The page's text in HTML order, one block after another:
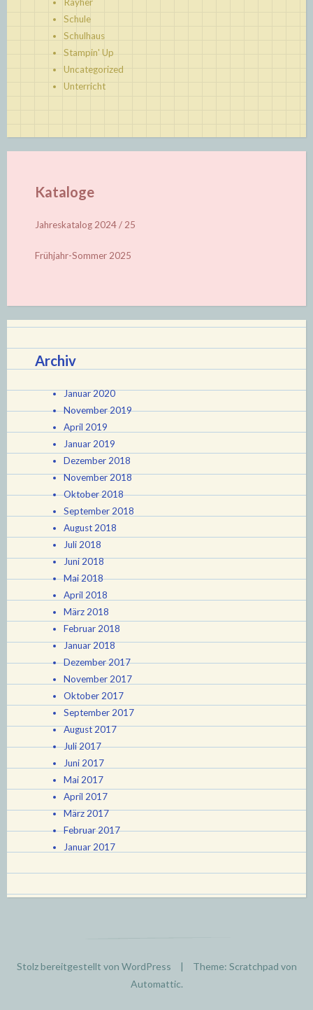
Rayher
Schule
Schulhaus
Stampin' Up
Uncategorized
Unterricht
Kataloge
Jahreskatalog 2024 / 25
Frühjahr-Sommer 2025
Archiv
Januar 2020
November 2019
April 2019
Januar 2019
Dezember 2018
November 2018
Oktober 2018
September 2018
August 2018
Juli 2018
Juni 2018
Mai 2018
April 2018
März 2018
Februar 2018
Januar 2018
Dezember 2017
November 2017
Oktober 2017
September 2017
August 2017
Juli 2017
Juni 2017
Mai 2017
April 2017
März 2017
Februar 2017
Januar 2017
Stolz bereitgestellt von WordPress |
Theme: Scratchpad von
Automattic.